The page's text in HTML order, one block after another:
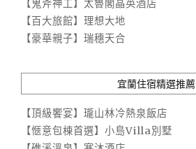
【鬼斧神工】太魯閣晶英酒店
【百大旅館】理想大地
【豪華親子】瑞穗天合
宜蘭住宿精選推薦
【頂級饗宴】瓏山林冷熱泉飯店
【愜意包棟首選】小島Villa別墅